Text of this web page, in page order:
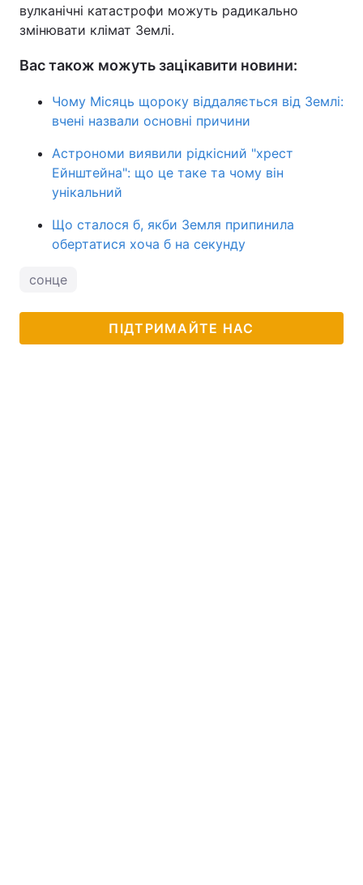
вулканічні катастрофи можуть радикально
змінювати клімат Землі.
Вас також можуть зацікавити новини:
Чому Місяць щороку віддаляється від Землі:
вчені назвали основні причини
Астрономи виявили рідкісний "хрест
Ейнштейна": що це таке та чому він
унікальний
Що сталося б, якби Земля припинила
обертатися хоча б на секунду
сонце
ПІДТРИМАЙТЕ НАС